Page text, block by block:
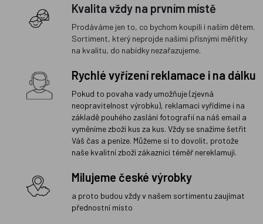
Kvalita vždy na prvním místě
Prodáváme jen to, co bychom koupili i našim dětem.
Sortiment, který neprojde našimi přísnými měřítky
na kvalitu, do nabídky nezařazujeme.
Rychlé vyřízení reklamace i na dálku
Pokud to povaha vady umožňuje (zjevná
neopravitelnost výrobku), reklamaci vyřídíme i na
základě pouhého zaslání fotografií na náš email a
vyměníme zboží kus za kus. Vždy se snažíme šetřit
Váš čas a peníze. Můžeme si to dovolit, protože
naše kvalitní zboží zákazníci téměř nereklamují.
Milujeme české výrobky
a proto budou vždy v našem sortimentu zaujímat
přednostní místo